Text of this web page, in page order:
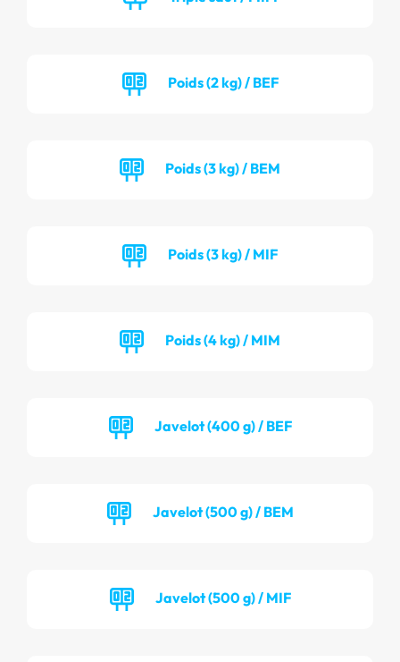
Poids (2 kg) / BEF
Poids (3 kg) / BEM
Poids (3 kg) / MIF
Poids (4 kg) / MIM
Javelot (400 g) / BEF
Javelot (500 g) / BEM
Javelot (500 g) / MIF